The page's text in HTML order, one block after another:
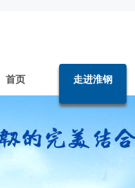
首页 走进淮钢